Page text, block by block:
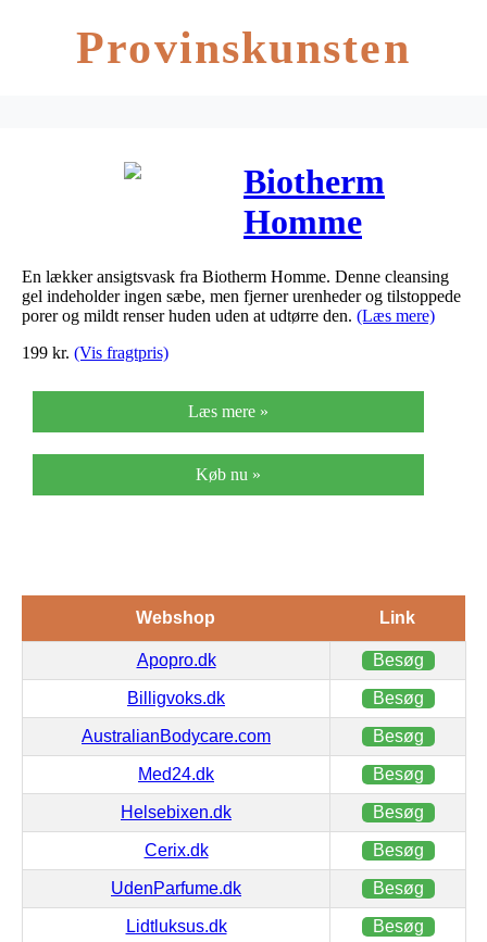
Provinskunsten
Biotherm
Homme
Cleansing Gel
(150 ml)
En lækker ansigtsvask fra Biotherm Homme. Denne cleansing
gel indeholder ingen sæbe, men fjerner urenheder og tilstoppede
porer og mildt renser huden uden at udtørre den. (Læs mere)
199 kr. (Vis fragtpris)
Læs mere »
Køb nu »
Webshop Link
Apopro.dk Besøg
Billigvoks.dk Besøg
AustralianBodycare.com Besøg
Med24.dk Besøg
Helsebixen.dk Besøg
Cerix.dk Besøg
UdenParfume.dk Besøg
Lidtluksus.dk Besøg